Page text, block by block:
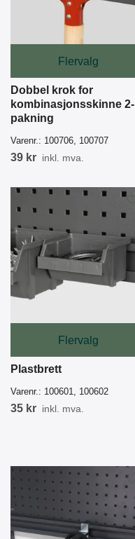
Flervalg
Dobbel krok for
kombinasjonsskinne 2-
pakning
Varenr.: 100706, 100707
39 kr inkl. mva.
Flervalg
Plastbrett
Varenr.: 100601, 100602
35 kr inkl. mva.